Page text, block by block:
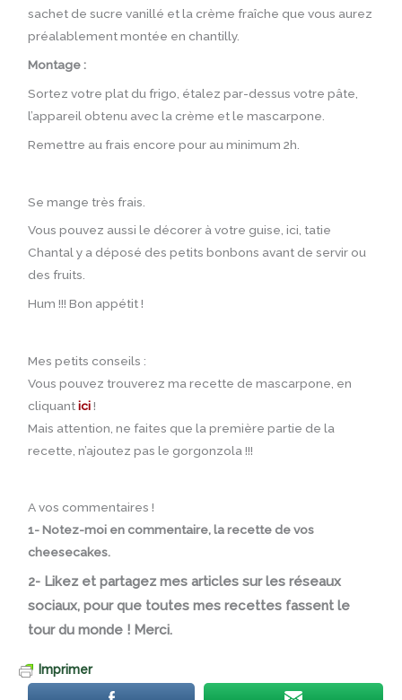
sachet de sucre vanillé et la crème fraîche que vous aurez
préalablement montée en chantilly.
Montage :
Sortez votre plat du frigo, étalez par-dessus votre pâte,
l’appareil obtenu avec la crème et le mascarpone.
Remettre au frais encore pour au minimum 2h.
Se mange très frais.
Vous pouvez aussi le décorer à votre guise, ici, tatie
Chantal y a déposé des petits bonbons avant de servir ou
des fruits.
Hum !!! Bon appétit !
Mes petits conseils :
Vous pouvez trouverez ma recette de mascarpone, en
cliquantici!
Mais attention, ne faites que la première partie de la
recette, n’ajoutez pas le gorgonzola !!!
A vos commentaires !
1- Notez-moi en commentaire, la recette de vos
cheesecakes.
2- Likez et partagez mes articles sur les réseaux
sociaux, pour que toutes mes recettes fassent le
tour du monde ! Merci.
Imprimer